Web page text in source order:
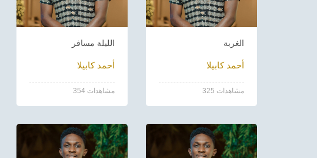
الليلة مسافر
أحمد كابيلا
354 مشاهدات
الغربة
أحمد كابيلا
325 مشاهدات